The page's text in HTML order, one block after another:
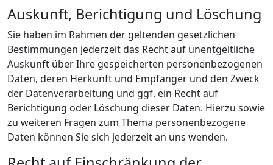
Auskunft, Berichtigung und Löschung
Sie haben im Rahmen der geltenden gesetzlichen
Bestimmungen jederzeit das Recht auf unentgeltliche
Auskunft über Ihre gespeicherten personenbezogenen
Daten, deren Herkunft und Empfänger und den Zweck
der Datenverarbeitung und ggf. ein Recht auf
Berichtigung oder Löschung dieser Daten. Hierzu sowie
zu weiteren Fragen zum Thema personenbezogene
Daten können Sie sich jederzeit an uns wenden.